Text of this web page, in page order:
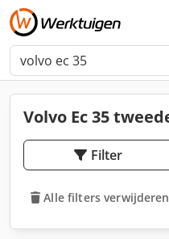
Volvo Ec 35
Filter
Alle filters verwijderen